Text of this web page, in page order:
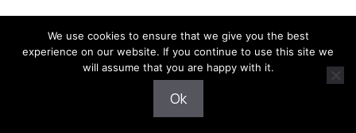
2025 © iTecH - Mentions légales - Contact
de Confidentialité
We use cookies to ensure that we give you the best
experience on our website. If you continue to use this site we
will assume that you are happy with it.
Ok